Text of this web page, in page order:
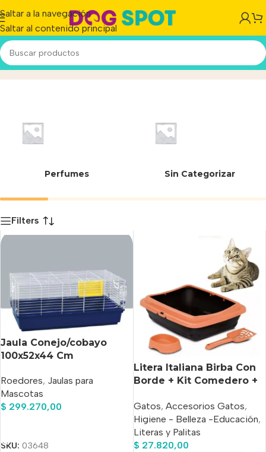
Saltar a la navegación
Saltar al contenido principal
MillexInicio/Producto
Perfumes Sin Categorizar
Filters
Jaula Conejo/cobayo
100x52x44 Cm
Roedores, Jaulas para
Mascotas
$ 299.270,00
SKU: 03648
Litera Italiana Birba Con
Borde + Kit Comedero +
Gatos, Accesorios Gatos,
Higiene - Belleza -Educación,
Literas y Palitas
$ 27.820,00